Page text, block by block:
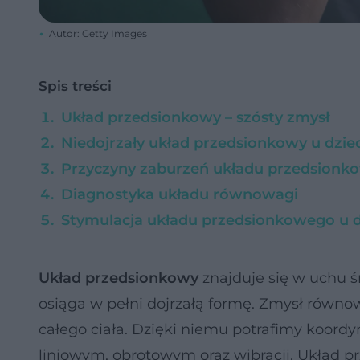
Autor: Getty Images
Spis treści
Układ przedsionkowy – szósty zmysł
Niedojrzały układ przedsionkowy u
Przyczyny zaburzeń układu
Diagnostyka układu równowagi
Stymulacja układu przedsionkowego u
Układ przedsionkowy znajduje się w uchu
osiąga w pełni dojrzałą formę. Zmysł
całego ciała. Dzięki niemu potrafimy
liniowym, obrotowym oraz wibracji. Układ